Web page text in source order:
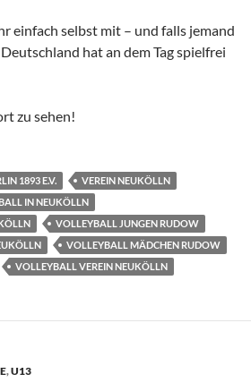
einfach selbst mit – und falls jemand
hat an dem Tag spielfrei
zu sehen!
1893 E.V.
VEREIN NEUKÖLLN
IN NEUKÖLLN
VOLLEYBALL JUNGEN RUDOW
VOLLEYBALL MÄDCHEN RUDOW
VOLLEYBALL VEREIN NEUKÖLLN
,U13